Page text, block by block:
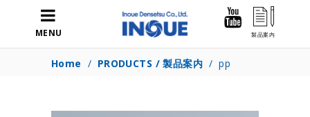
MENU
Home / PRODUCTS / 製品案内 /pp